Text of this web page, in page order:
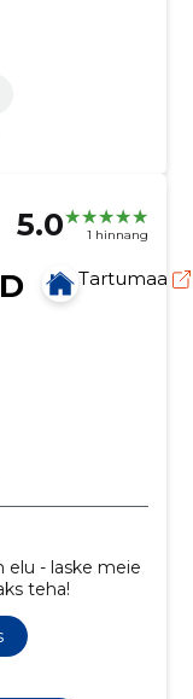
5.0 1 hinnang
Tartumaa
elu - laske meie
teha!